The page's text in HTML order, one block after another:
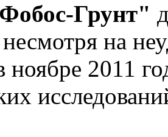
Грунт"
на
ноябре 2011